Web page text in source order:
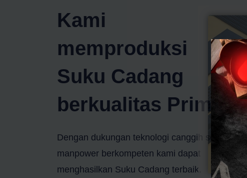
Kami
memproduksi
Suku Cadang
berkualitas Prima
Dengan dukungan teknologi canggih serta
manpower berkompeten kami dapat
menghasilkan Suku Cadang terbaik.
Previous